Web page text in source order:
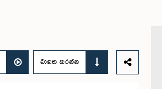
බාගත කරන්න